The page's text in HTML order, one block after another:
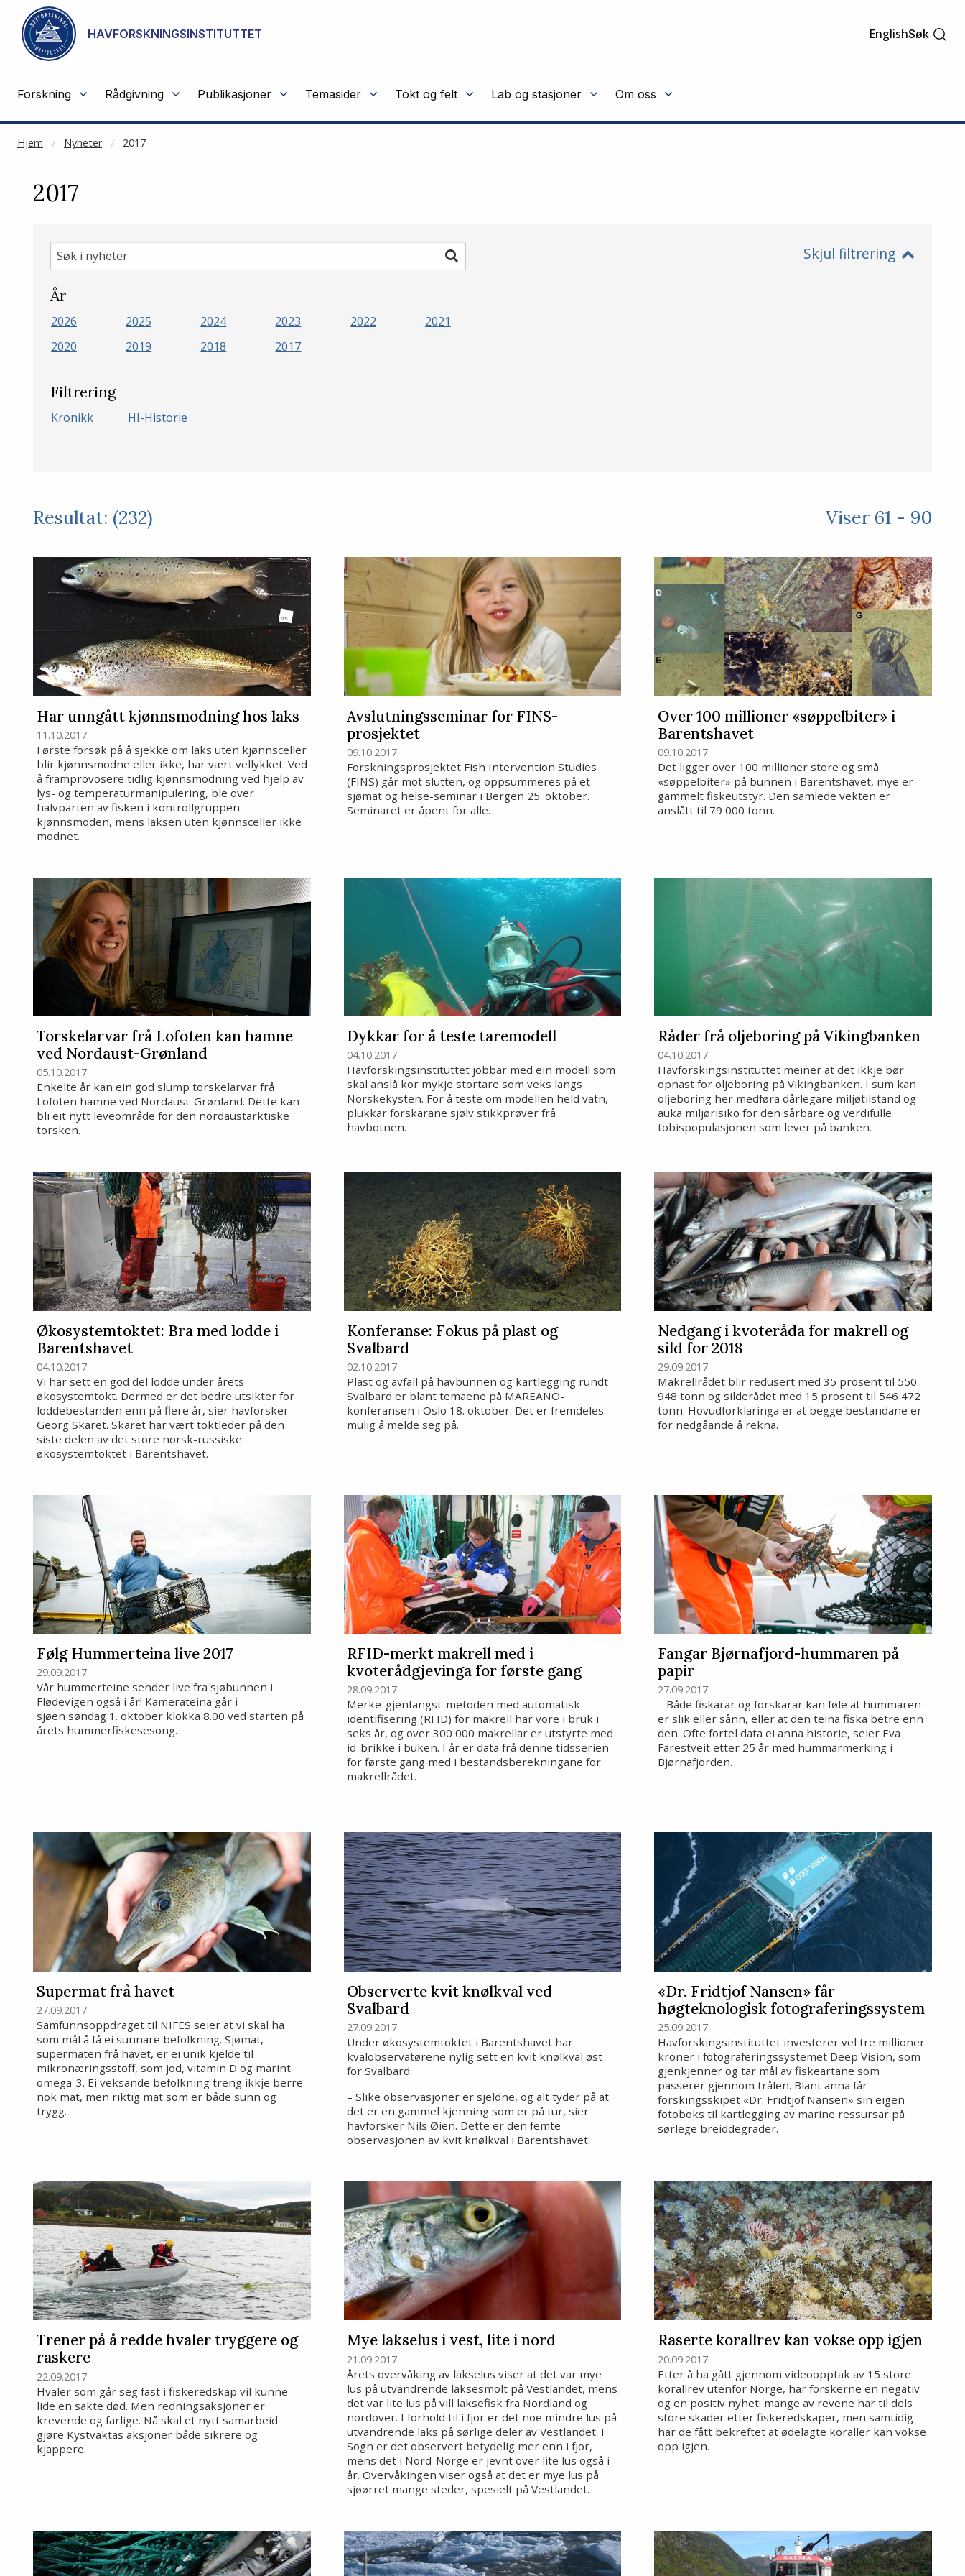
Gå til hovedinnhold
HAVFORSKNINGSINSTITUTTET EnglishSøk
Forskning Rådgivning Publikasjoner Temasider Tokt og felt Lab og stasjoner Om oss
Hjem Nyheter 2017
NOT CACHED
2017
Søk
i
nyheter
Søk Skjul filtrering
År
2026 2025 2024 2023 2022
2021
2020
2019 2018 2017
Filtrering
Kronikk HI-Historie
Resultat: (232) Viser 61 - 90
Har unngått kjønnsmodning hos laks
11.10.2017
Første forsøk på å sjekke om laks uten kjønnsceller
blir kjønnsmodne eller ikke, har vært vellykket. Ved
å framprovosere tidlig kjønnsmodning ved hjelp av
lys- og temperaturmanipulering, ble over
halvparten av fisken i kontrollgruppen
kjønnsmoden, mens laksen uten kjønnsceller ikke
modnet.
Avslutningsseminar for FINS-
prosjektet
09.10.2017
Forskningsprosjektet Fish Intervention Studies
(FINS) går mot slutten, og oppsummeres på et
sjømat og helse-seminar i Bergen 25. oktober.
Seminaret er åpent for alle.
Over 100 millioner «søppelbiter» i
Barentshavet
09.10.2017
Det ligger over 100 millioner store og små
«søppelbiter» på bunnen i Barentshavet, mye er
gammelt fiskeutstyr. Den samlede vekten er
anslått til 79 000 tonn.
Torskelarvar frå Lofoten kan hamne
ved Nordaust-Grønland
05.10.2017
Enkelte år kan ein god slump torskelarvar frå
Lofoten hamne ved Nordaust-Grønland. Dette kan
bli eit nytt leveområde for den nordaustarktiske
torsken.
Dykkar for å teste taremodell
04.10.2017
Havforskingsinstituttet jobbar med ein modell som
skal anslå kor mykje stortare som veks langs
Norskekysten. For å teste om modellen held vatn,
plukkar forskarane sjølv stikkprøver frå
havbotnen.
Råder frå oljeboring på Vikingbanken
04.10.2017
Havforskingsinstituttet meiner at det ikkje bør
opnast for oljeboring på Vikingbanken. I sum kan
oljeboring her medføra dårlegare miljøtilstand og
auka miljørisiko for den sårbare og verdifulle
tobispopulasjonen som lever på banken.
Økosystemtoktet: Bra med lodde i
Barentshavet
04.10.2017
Vi har sett en god del lodde under årets
økosystemtokt. Dermed er det bedre utsikter for
loddebestanden enn på flere år, sier havforsker
Georg Skaret. Skaret har vært toktleder på den
siste delen av det store norsk-russiske
økosystemtoktet i Barentshavet.
Konferanse: Fokus på plast og
Svalbard
02.10.2017
Plast og avfall på havbunnen og kartlegging rundt
Svalbard er blant temaene på MAREANO-
konferansen i Oslo 18. oktober. Det er fremdeles
mulig å melde seg på.
Nedgang i kvoteråda for makrell og
sild for 2018
29.09.2017
Makrellrådet blir redusert med 35 prosent til 550
948 tonn og silderådet med 15 prosent til 546 472
tonn. Hovudforklaringa er at begge bestandane er
for nedgåande å rekna.
Følg Hummerteina live 2017
29.09.2017
Vår hummerteine sender live fra sjøbunnen i
Flødevigen også i år! Kamerateina går i
sjøen søndag 1. oktober klokka 8.00 ved starten på
årets hummerfiskesesong.
RFID-merkt makrell med i
kvoterådgjevinga for første gang
28.09.2017
Merke-gjenfangst-metoden med automatisk
identifisering (RFID) for makrell har vore i bruk i
seks år, og over 300 000 makrellar er utstyrte med
id-brikke i buken. I år er data frå denne tidsserien
for første gang med i bestandsberekningane for
makrellrådet.
Fangar Bjørnafjord-hummaren på
papir
27.09.2017
– Både fiskarar og forskarar kan føle at hummaren
er slik eller sånn, eller at den teina fiska betre enn
den. Ofte fortel data ei anna historie, seier Eva
Farestveit etter 25 år med hummarmerking i
Bjørnafjorden.
Supermat frå havet
27.09.2017
Samfunnsoppdraget til NIFES seier at vi skal ha
som mål å få ei sunnare befolkning. Sjømat,
supermaten frå havet, er ei unik kjelde til
mikronæringsstoff, som jod, vitamin D og marint
omega-3. Ei veksande befolkning treng ikkje berre
nok mat, men riktig mat som er både sunn og
trygg.
Observerte kvit knølkval ved
Svalbard
27.09.2017
Under økosystemtoktet i Barentshavet har
kvalobservatørene nylig sett en kvit knølkval øst
for Svalbard.
– Slike observasjoner er sjeldne, og alt tyder på at
det er en gammel kjenning som er på tur, sier
havforsker Nils Øien. Dette er den femte
observasjonen av kvit knølkval i Barentshavet.
«Dr. Fridtjof Nansen» får
høgteknologisk fotograferingssystem
25.09.2017
Havforskingsinstituttet investerer vel tre millioner
kroner i fotograferingssystemet Deep Vision, som
gjenkjenner og tar mål av fiskeartane som
passerer gjennom trålen. Blant anna får
forskingsskipet «Dr. Fridtjof Nansen» sin eigen
fotoboks til kartlegging av marine ressursar på
sørlege breiddegrader.
Trener på å redde hvaler tryggere og
raskere
22.09.2017
Hvaler som går seg fast i fiskeredskap vil kunne
lide en sakte død. Men redningsaksjoner er
krevende og farlige. Nå skal et nytt samarbeid
gjøre Kystvaktas aksjoner både sikrere og
kjappere.
Mye lakselus i vest, lite i nord
21.09.2017
Årets overvåking av lakselus viser at det var mye
lus på utvandrende laksesmolt på Vestlandet, mens
det var lite lus på vill laksefisk fra Nordland og
nordover. I forhold til i fjor er det noe mindre lus på
utvandrende laks på sørlige deler av Vestlandet. I
Sogn er det observert betydelig mer enn i fjor,
mens det i Nord-Norge er jevnt over lite lus også i
år. Overvåkingen viser også at det er mye lus på
sjøørret mange steder, spesielt på Vestlandet.
Raserte korallrev kan vokse opp igjen
20.09.2017
Etter å ha gått gjennom videoopptak av 15 store
korallrev utenfor Norge, har forskerne en negativ
og en positiv nyhet: mange av revene har til dels
store skader etter fiskeredskaper, men samtidig
har de fått bekreftet at ødelagte koraller kan vokse
opp igjen.